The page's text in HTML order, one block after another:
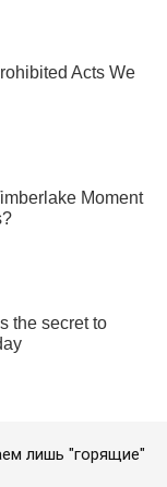
лишь "горящие"